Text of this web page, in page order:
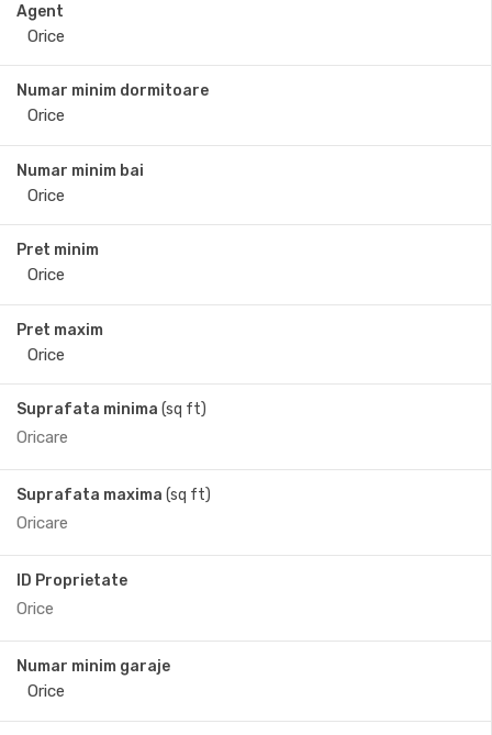
Agent
Numar minim dormitoare
Numar minim bai
Pret minim
Pret maxim
Suprafata minima (sq ft)
Suprafata maxima (sq ft)
ID Proprietate
Numar minim garaje